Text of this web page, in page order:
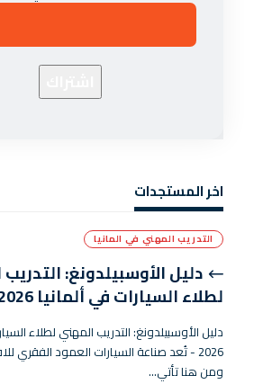
اخر المستجدات
التدريب المهني في المانيا
دليل الأوسبيلدونغ:
لطلاء السيارات في ألمانيا 2026
دليل الأوسبيلدونغ: التدريب المهني لطلاء
2026 - تُعد صناعة السيارات العمود الفقري
ومن هنا تأتي…